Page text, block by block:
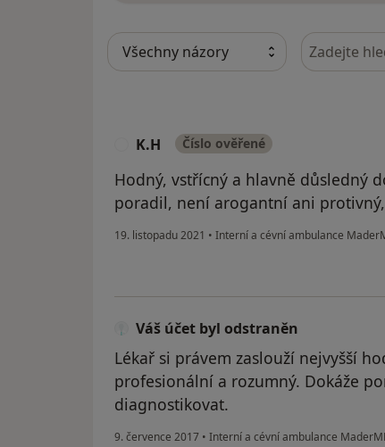
Hledejte v
K.H Číslo ověřené
Hodný, vstřícný a hlavně důsledný
poradil, není arogantní ani
19. listopadu 2021 • Interní a cévní ambulance
Váš účet byl odstraněn
Lékař si právem zaslouží nejvyšší
profesionální a rozumný. Dokáže
diagnostikovat.
9. července 2017 • Interní a cévní ambulance